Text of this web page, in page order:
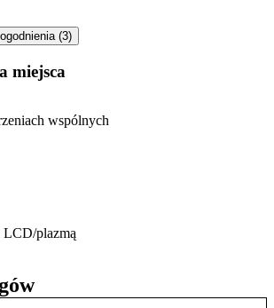
zwalniają pokoje do godziny 11:00
(3)
miejsca
wspólnych
LCD/plazmą